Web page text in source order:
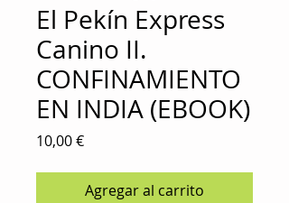
El Pekín Express
Canino II.
CONFINAMIENTO
EN INDIA (EBOOK)
10,00 €Precio
Agregar al carrito